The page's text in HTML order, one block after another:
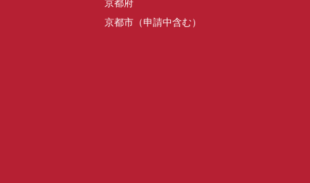
京都府
京都市（申請中含む）